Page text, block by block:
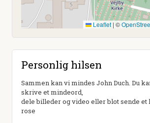
Leaflet | ©
Personlig hilsen
Sammen kan vi mindes John Duch. Du
skrive et mindeord,
dele billeder og video eller blot sende et
rose